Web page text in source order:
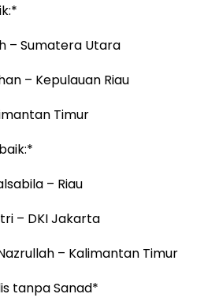
– Sumatera Utara
– Kepulauan Riau
Timur
– Riau
– DKI Jakarta
– Kalimantan Timur
tanpa Sanad*